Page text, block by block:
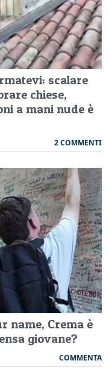
scalare
chiese,
a mani nude è
2 COMMENTI
name, Crema è
giovane?
COMMENTA